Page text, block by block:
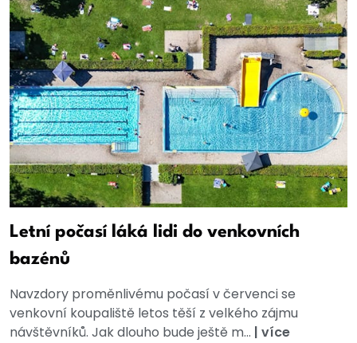
Letní počasí láká lidi do venkovních
bazénů
Navzdory proměnlivému počasí v červenci se
venkovní koupaliště letos těší z velkého zájmu
návštěvníků. Jak dlouho bude ještě m... | více